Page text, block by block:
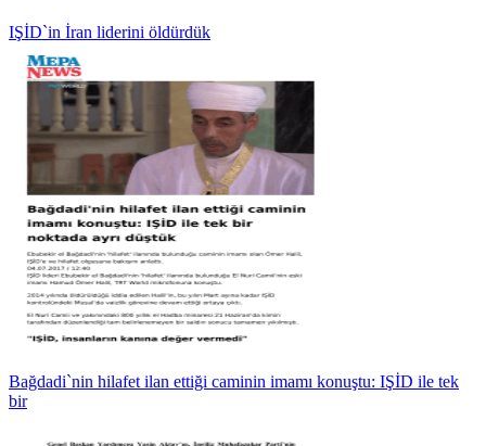
IŞİD`in İran liderini öldürdük
Bağdadi`nin hilafet ilan ettiği caminin imamı konuştu: IŞİD ile tek
bir